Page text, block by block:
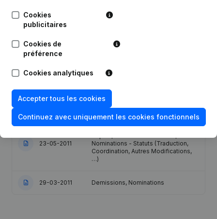
16-01-2020
Modification Forme Juridique -
Denomination - Comptes Annuels -
comptable
11-12-2019
Nominations
05-04-2012
Siège Social - Demissions,
Nominations
23-05-2011
Denomination - Siège Social - But -
Nominations - Statuts (Traduction,
Coordination, Autres Modifications,
…)
29-03-2011 Demissions, Nominations
Cookies
publicitaires
Cookies de
préférence
Cookies analytiques
Accepter tous les cookies
Continuez avec uniquement les cookies fonctionnels